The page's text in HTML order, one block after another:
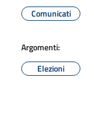
Comunicati
Argomenti:
Elezioni